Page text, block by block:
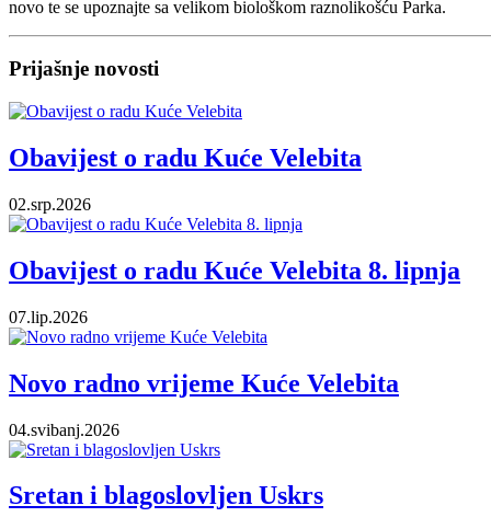
novo te se upoznajte sa velikom biološkom raznolikošću Parka.
Prijašnje novosti
Obavijest o radu Kuće Velebita
02.srp.2026
Obavijest o radu Kuće Velebita 8. lipnja
07.lip.2026
Novo radno vrijeme Kuće Velebita
04.svibanj.2026
Sretan i blagoslovljen Uskrs